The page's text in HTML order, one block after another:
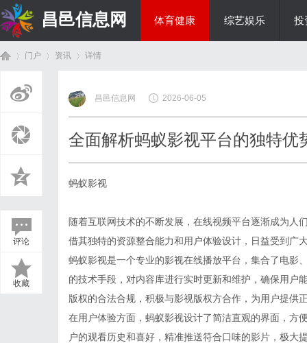
昌邑信息网 体育健康 综艺娱乐 投
门户 资讯
›
详情
评论
收藏
昌邑信息网 2026-06-05
全面解析蚂蚁影视平台的独特优
蚂蚁影视
随着互联网技术的不断发展，在线视频平台逐渐成为人
借其独特的资源整合能力和用户体验设计，日益受到广
蚂蚁影视是一个专业的影视在线播放平台，集合了电影
的技术手段，对内容库进行实时更新和维护，确保用户
版权的合法合规，积极与影视版权方合作，为用户提供
在用户体验方面，蚂蚁影视设计了简洁直观的界面，方
户的观看历史和喜好，精准推送符合口味的影片，极